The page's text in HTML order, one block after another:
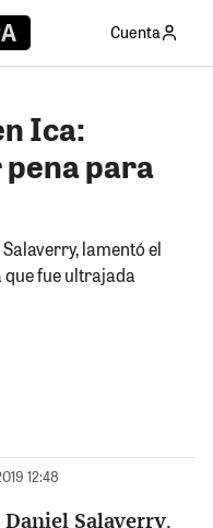
Cuenta
Ica:
pena para
lamentó el
que fue ultrajada
12:48
Daniel Salaverry,